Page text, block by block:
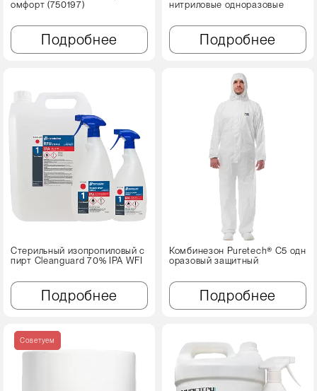
омфорт (750197)
Подробнее
нитриловые одноразовые
Подробнее
Стерильный изопропиловый с
пирт Cleanguard 70% IPA WFI
Подробнее
Комбинезон Puretech® C5 одн
оразовый защитный
Подробнее
Советуем